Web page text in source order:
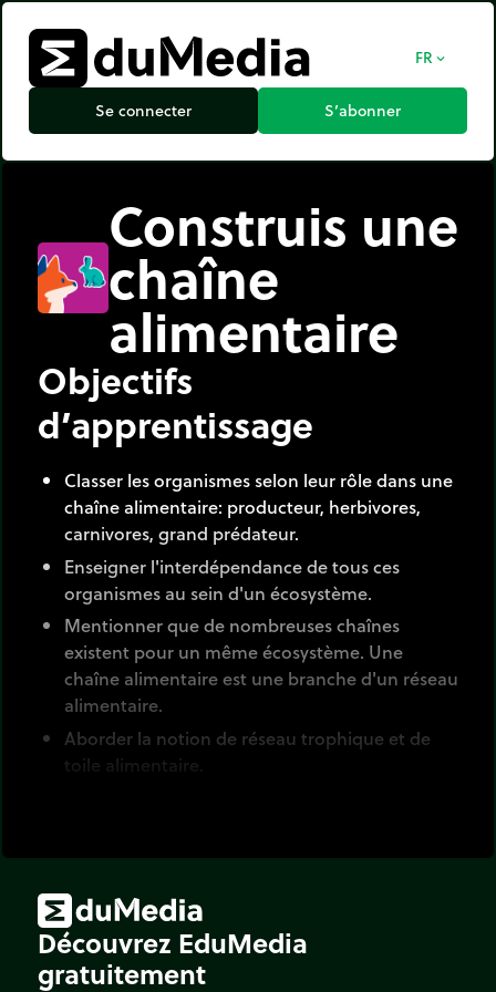
FR expand_more
Se connecter S’abonner
Construis une
chaîne
alimentaire
Objectifs
d’apprentissage
Classer les organismes selon leur rôle dans une
chaîne alimentaire: producteur, herbivores,
carnivores, grand prédateur.
Enseigner l'interdépendance de tous ces
organismes au sein d'un écosystème.
Mentionner que de nombreuses chaînes
existent pour un même écosystème. Une
chaîne alimentaire est une branche d'un réseau
alimentaire.
Aborder la notion de réseau trophique et de
toile alimentaire.
L'animal prélève l'énergie nécessaire à sa survie
dans sa nourriture.
À la base de cette chaîne se trouve les
Découvrez EduMedia
gratuitement